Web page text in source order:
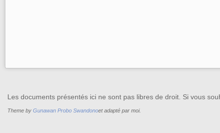
Les documents présentés ici ne sont pas libres de droit. Si vous
Theme by Gunawan Probo Swandonoet adapté par moi.